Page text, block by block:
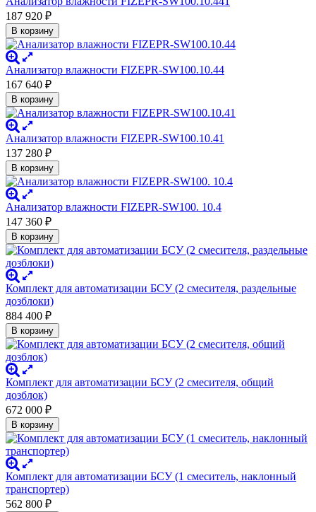
187 920 ₽
В корзину
Анализатор влажности FIZEPR-SW100.10.44
167 640 ₽
В корзину
Анализатор влажности FIZEPR-SW100.10.41
137 280 ₽
В корзину
Анализатор влажности FIZEPR-SW100. 10.4
147 360 ₽
В корзину
Комплект для автоматизации БСУ (2 смесителя, раздельные
дозблоки)
884 400 ₽
В корзину
Комплект для автоматизации БСУ (2 смесителя, общий
дозблок)
672 000 ₽
В корзину
Комплект для автоматизации БСУ (1 смеситель, наклонный
транспортер)
562 800 ₽